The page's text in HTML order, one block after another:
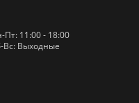
Пт: 11:00 - 18:00
Вс: Выходные